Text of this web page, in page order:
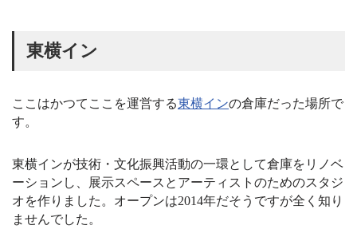
東横イン
ここはかつてここを運営する東横インの倉庫だった場所で
す。
東横インが技術・文化振興活動の一環として倉庫をリノベ
ーションし、展示スペースとアーティストのためのスタジ
オを作りました。オープンは2014年だそうですが全く知り
ませんでした。